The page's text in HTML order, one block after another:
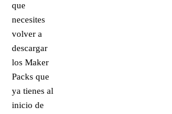
que
necesites
volver a
descargar
los Maker
Packs que
ya tienes al
inicio de